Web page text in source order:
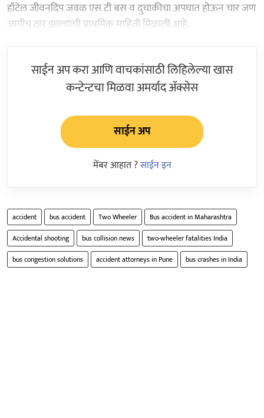
हॉटेल जीवनदिप जवळ एस टी बस व दुचाकीचा अपघात होऊन चार जण
जागीच ठार झाल्याची प्राथमिक माहिती मिळाली आहे.
साईन अप करा आणि वाचकांसाठी लिहिलेल्या खास
कन्टेन्टचा मिळवा अमर्याद ॲक्सेस
साईन अप
मेंबर आहात ?साईन इन
accident bus accident Two Wheeler
Bus accident in Maharashtra
Accidental shooting
bus collision news
two-wheeler fatalities India
bus congestion solutions
accident attorneys in Pune bus crashes in India